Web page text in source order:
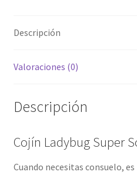
Descripción
Valoraciones (0)
Descripción
Cojín Ladybug Super
Cuando necesitas consuelo,